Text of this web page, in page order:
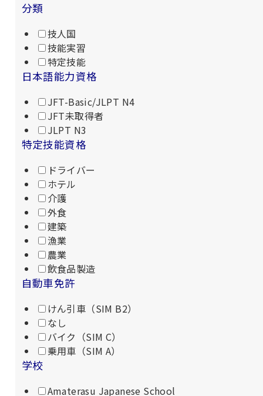
分類
技人国
技能実習
特定技能
日本語能力資格
JFT-Basic/JLPT N4
JFT未取得者
JLPT N3
特定技能資格
ドライバー
ホテル
介護
外食
建築
漁業
農業
飲食品製造
自動車免許
けん引車（SIM B2）
なし
バイク（SIM C）
乗用車（SIM A）
学校
Amaterasu Japanese School